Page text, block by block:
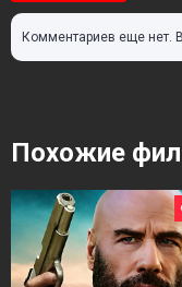
Комментариев еще нет.
Похожие